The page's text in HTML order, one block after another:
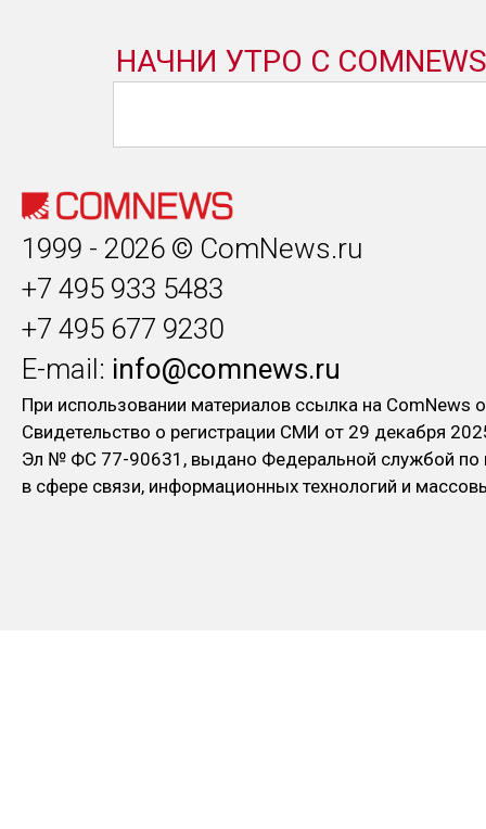
1999 - 2026 © ComNews.ru
+7 495 933 5483
+7 495 677 9230
E-mail: info@comnews.ru
При использовании материалов ссылка на ComNews
Свидетельство о регистрации СМИ от 29 декабря
Эл № ФC 77-90631, выдано Федеральной службой по
в сфере связи, информационных технологий и